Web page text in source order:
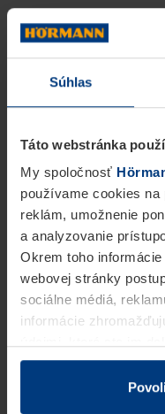
Súhlas
Táto webstránka
My spoločnosť
používame cookies na
reklám, umožnenie
a analyzovanie
Okrem toho
webovej stránky
sociálne médiá,
informácie
v rámci Vášho
Z právneho hľadiska